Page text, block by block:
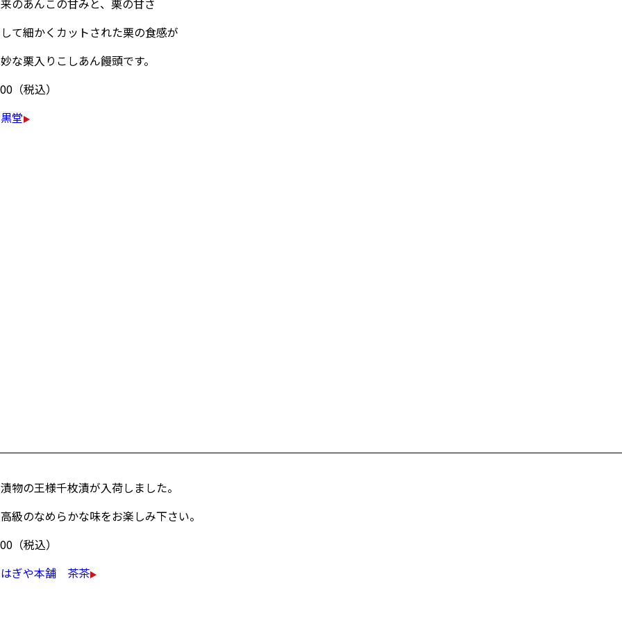
のあんこの甘みと、栗の甘さ
て細かくカットされた栗の食感が
な栗入りこしあん饅頭です。
（税込）
堂
物の王様千枚漬が入荷しました。
級のなめらかな味をお楽しみ下さい。
（税込）
ぎや本舗 茶茶